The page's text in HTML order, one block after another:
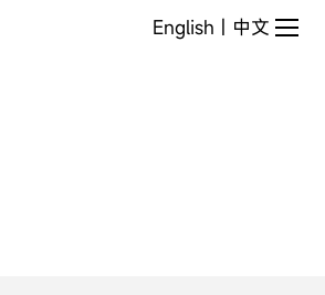
English 中文